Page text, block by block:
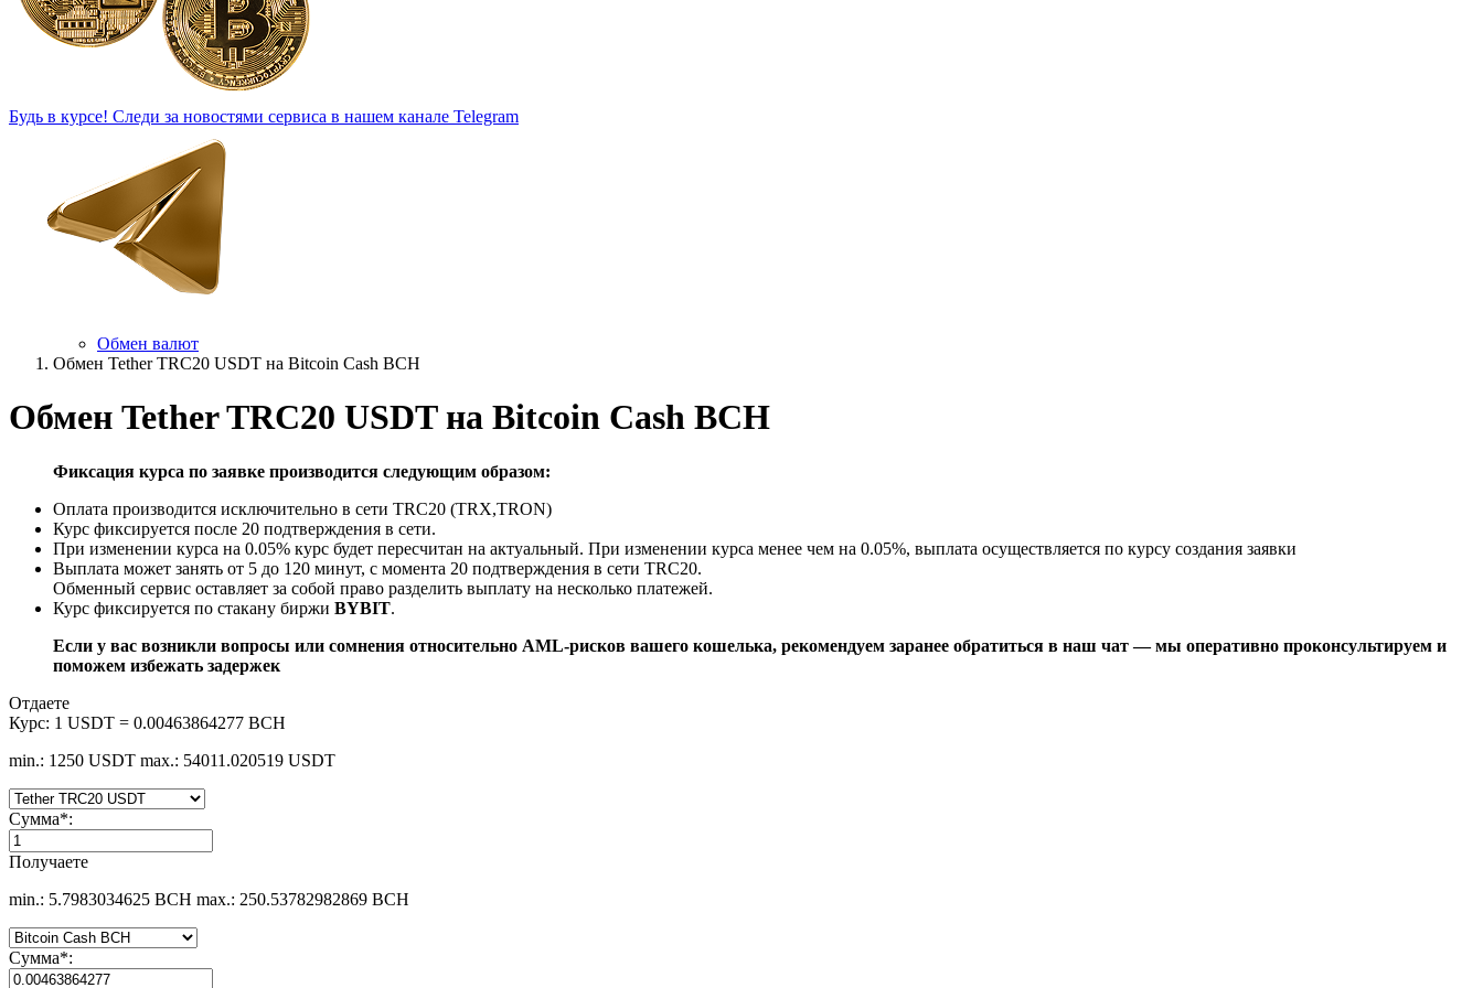
Будь в курсе! Следи за новостями сервиса в нашем канале Telegram
Обмен валют
Обмен Tether TRC20 USDT на Bitcoin Cash BCH
Обмен Tether TRC20 USDT на Bitcoin Cash BCH
Фиксация курса по заявке производится следующим образом:
Оплата производится исключительно в сети TRC20 (TRX,TRON)
Курс фиксируется после 20 подтверждения в сети.
При изменении курса на 0.05% курс будет пересчитан на актуальный. При изменении курса менее чем на 0.05%, выплата осуществляется по курсу создания заявки
Выплата может занять от 5 до 120 минут, с момента 20 подтверждения в сети TRC20.
Обменный сервис оставляет за собой право разделить выплату на несколько платежей.
Курс фиксируется по стакану биржи BYBIT.
Если у вас возникли вопросы или сомнения относительно AML-рисков вашего кошелька, рекомендуем заранее обратиться в наш чат — мы оперативно проконсультируем и
поможем избежать задержек
Отдаете
Курс: 1 USDT = 0.00463864277 BCH
min.: 1250 USDT max.: 54011.020519 USDT
Сумма*:
Получаете
min.: 5.7983034625 BCH max.: 250.53782982869 BCH
Сумма*: